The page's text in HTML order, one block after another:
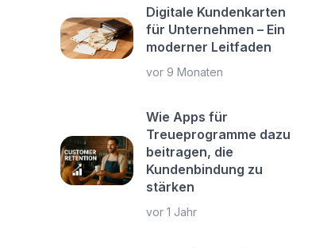
Digitale Kundenkarten
für Unternehmen – Ein
moderner Leitfaden
vor 9 Monaten
Wie Apps für
Treueprogramme dazu
beitragen, die
Kundenbindung zu
stärken
vor 1 Jahr